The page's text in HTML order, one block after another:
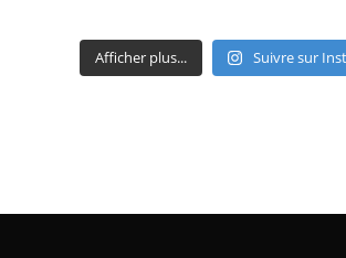
Afficher plus... Suivre sur